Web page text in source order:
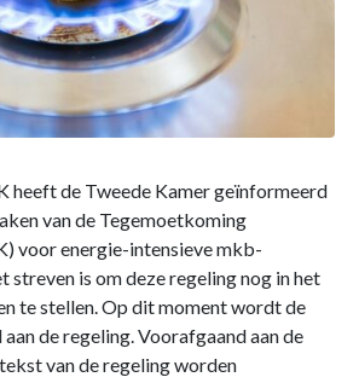
heeft de Tweede Kamer geïnformeerd
van de Tegemoetkoming
voor energie-intensieve mkb-
streven is om deze regeling nog in het
te stellen. Op dit moment wordt de
de regeling. Voorafgaand aan de
van de regeling worden